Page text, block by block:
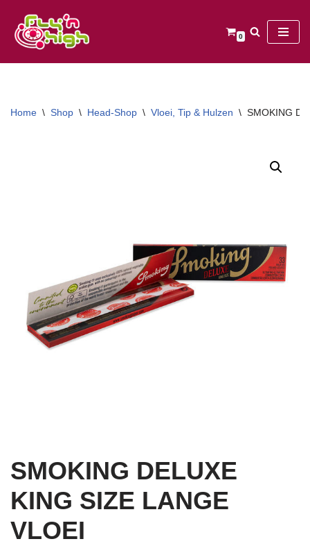
Ga
0
Home \ Shop \ Head-Shop \ Vloei, Tip & Hulzen \ SMOKING
SMOKING DELUXE
KING SIZE LANGE
VLOEI